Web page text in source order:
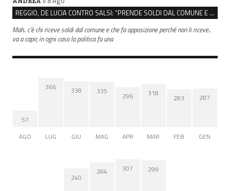
REGGIO, DE LUCIA CONTRO SALSI: “PRENDE SOLDI DAL COMUNE E DIFFONDE FAKE NEWS”
Mah.. c’è chi riceve soldi dal comune e che fa opposizione perché non li riceve..
va a capir, in ogni caso la politica fa una
57
AGO
366
LUG
338
GIU
335
MAG
296
APR
318
MAR
283
FEB
287
GEN
240
284 307 299